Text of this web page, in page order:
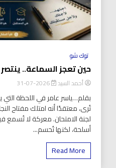
توك شو
حين تعجز السماعة..
أحمد السيد 2026-07-31
بقلم…ياسر عامر في اللحظة
تُرى، معتقدًا أنه امتلك مفتاح
لجنة الامتحان. معركة لا تُسمع
أسلحة، لكنها تُحسم...
Read More